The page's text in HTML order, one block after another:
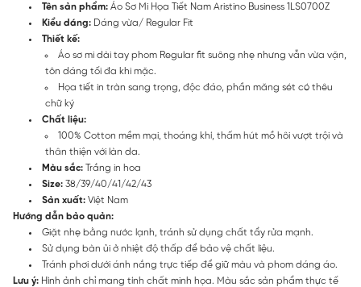
Tên sản phẩm: Áo Sơ Mi Họa Tiết Nam Aristino Business 1LS0700Z
Kiểu dáng: Dáng vừa/ Regular Fit
Thiết kế:
Áo sơ mi dài tay phom Regular fit suông nhẹ nhưng vẫn vừa vặn,
tôn dáng tối đa khi mặc.
Họa tiết in tràn sang trọng, độc đáo, phần măng sét có thêu
chữ ký
Chất liệu:
100% Cotton mềm mại, thoáng khí, thấm hút mồ hôi vượt trội và
thân thiện với làn da.
Màu sắc: Trắng in hoa
Size: 38/39/40/41/42/43
Sản xuất: Việt Nam
Hướng dẫn bảo quản:
Giặt nhẹ bằng nước lạnh, tránh sử dụng chất tẩy rửa mạnh.
Sử dụng bàn ủi ở nhiệt độ thấp để bảo vệ chất liệu.
Tránh phơi dưới ánh nắng trực tiếp để giữ màu và phom dáng áo.
Lưu ý: Hình ảnh chỉ mang tính chất minh họa. Màu sắc sản phẩm thực tế